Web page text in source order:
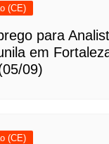
(CE)
para
em
09)
(CE)